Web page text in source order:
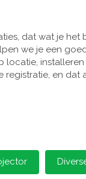
dat wat je het
we je een
locatie,
registratie, en dat